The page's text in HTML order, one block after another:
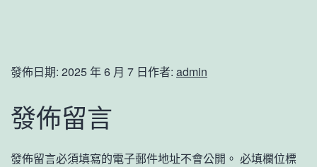
發佈日期: 2025 年 6 月 7 日作者: admin
發佈留言
發佈留言必須填寫的電子郵件地址不會公開。 必填欄位標